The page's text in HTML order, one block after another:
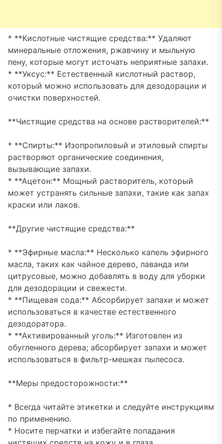
* **Кислотные чистящие средства:** Удаляют
минеральные отложения, ржавчину и мыльную
пену, которые могут источать неприятные запахи.
* **Уксус:** Естественный кислотный раствор,
который можно использовать для дезодорации и
очистки поверхностей.
**Чистящие средства на основе растворителей:**
* **Спирты:** Изопропиловый и этиловый спирты
растворяют органические соединения,
вызывающие запахи.
* **Ацетон:** Мощный растворитель, который
может устранять сильные запахи, такие как запах
краски или лаков.
**Другие чистящие средства:**
* **Эфирные масла:** Несколько капель эфирного
масла, таких как чайное дерево, лаванда или
цитрусовые, можно добавлять в воду для уборки
для дезодорации и свежести.
* **Пищевая сода:** Абсорбирует запахи и может
использоваться в качестве естественного
дезодоратора.
* **Активированный уголь:** Изготовлен из
обугленного дерева; абсорбирует запахи и может
использоваться в фильтр-мешках пылесоса.
**Меры предосторожности:**
* Всегда читайте этикетки и следуйте инструкциям
по применению.
* Носите перчатки и избегайте попадания